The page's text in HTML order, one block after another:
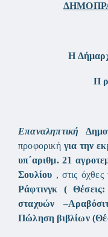
Η
Π
Επαναληπτική
προφορική για την
υπ΄αριθμ. 21
Σουλίου , στις
Ράφτινγκ (
σταχυών
Πώληση βιβλίων